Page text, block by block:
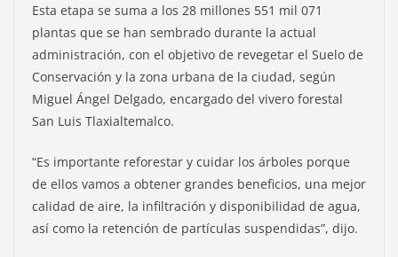
Esta etapa se suma a los 28 millones 551 mil 071
plantas que se han sembrado durante la actual
administración, con el objetivo de revegetar el Suelo de
Conservación y la zona urbana de la ciudad, según
Miguel Ángel Delgado, encargado del vivero forestal
San Luis Tlaxialtemalco.
“Es importante reforestar y cuidar los árboles porque
de ellos vamos a obtener grandes beneficios, una mejor
calidad de aire, la infiltración y disponibilidad de agua,
así como la retención de partículas suspendidas”, dijo.